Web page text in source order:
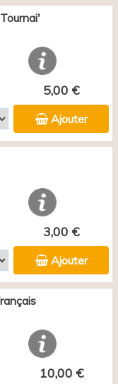
5,00 €
Ajouter
3,00 €
Ajouter
10,00 €